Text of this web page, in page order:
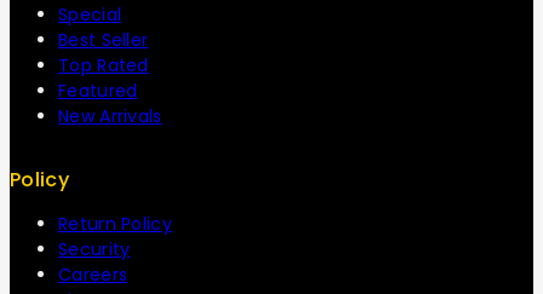
Special
Best Seller
Top Rated
Featured
New Arrivals
Policy
Return Policy
Security
Careers